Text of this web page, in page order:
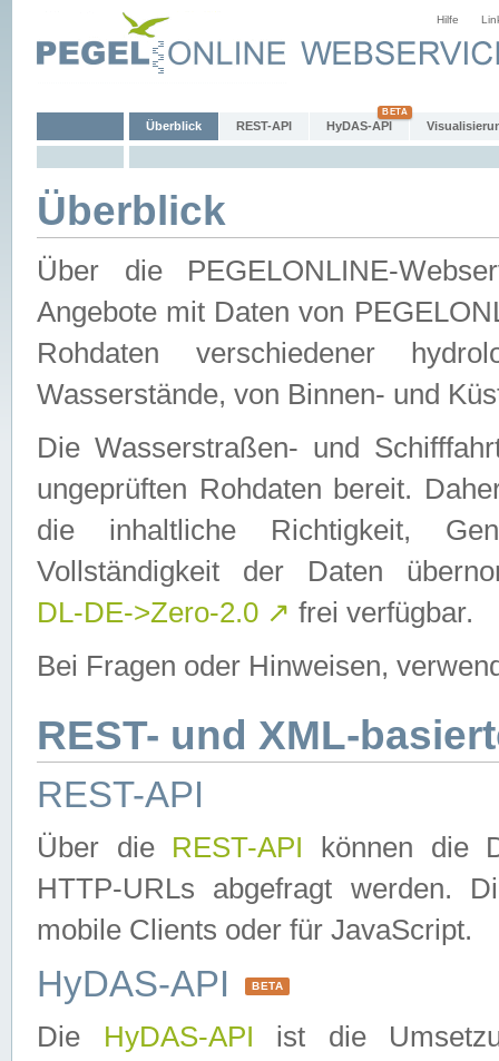
Hilfe
Überblick REST-API HyDAS-API
Überblick
Über die PEGELONLINE-
Angebote mit Daten von
Rohdaten verschiedener
Wasserstände, von Binnen- und
Die Wasserstraßen- und
ungeprüften Rohdaten bereit.
die inhaltliche Richtigkeit,
Vollständigkeit der Daten
DL-DE->Zero-2.0 ↗ frei verfügbar.
Bei Fragen oder Hinweisen,
REST- und XML-
REST-API
Über die REST-API können die
HTTP-URLs abgefragt werden.
mobile Clients oder für JavaScript.
HyDAS-API BETA
Die HyDAS-API ist die